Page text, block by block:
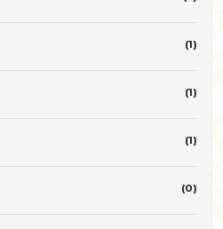
(1)
(1)
(1)
(0)